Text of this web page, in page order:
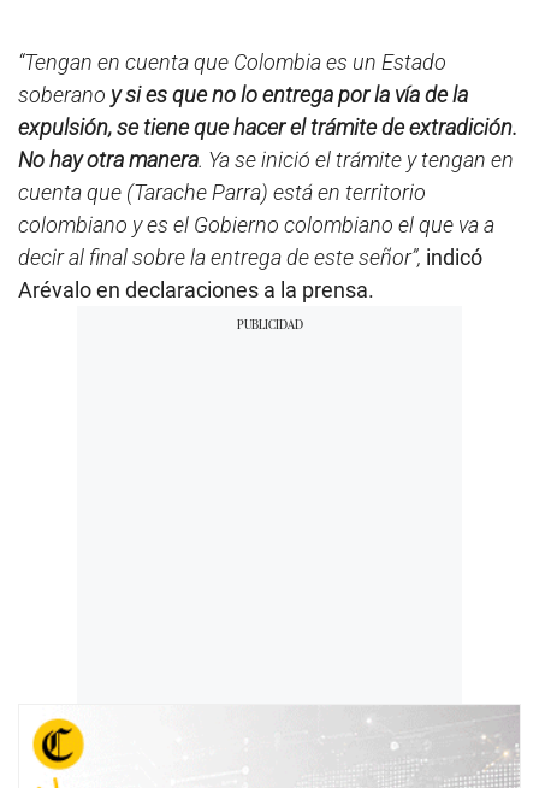
“Tengan en cuenta que Colombia es un Estado
soberano y si es que no lo entrega por la vía de la
expulsión, se tiene que hacer el trámite de extradición.
No hay otra manera. Ya se inició el trámite y tengan en
cuenta que (Tarache Parra) está en territorio
colombiano y es el Gobierno colombiano el que va a
decir al final sobre la entrega de este señor”, indicó
Arévalo en declaraciones a la prensa.